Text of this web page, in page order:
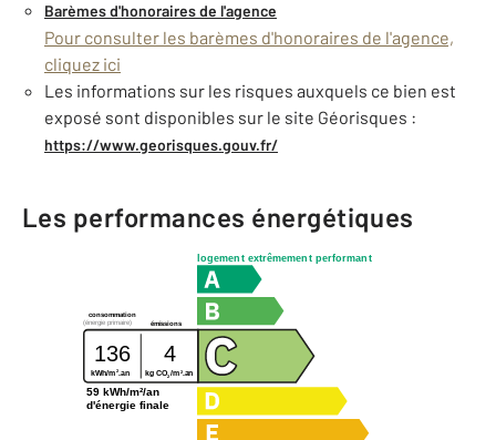
Barèmes d'honoraires de l'agence
Pour consulter les barèmes d'honoraires de l'agence,
cliquez ici
Les informations sur les risques auxquels ce bien est
exposé sont disponibles sur le site Géorisques :
https://www.georisques.gouv.fr/
Les performances énergétiques
logement extrêmement performant
consommation
émissions
(énergie primaire)
136 4
kWh/m 2 .an kg CO2/m2.an
59 kWh/m²/an
d'énergie finale